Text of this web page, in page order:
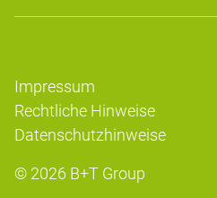
Impressum
Rechtliche Hinweise
Datenschutzhinweise
© 2026 B+T Group